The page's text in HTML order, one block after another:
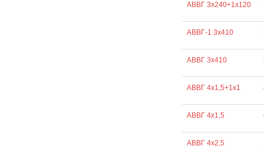
АВВГ 3х240+1х120
АВВГ-1 3х410
АВВГ 3х410
АВВГ 4х1,5+1х1
АВВГ 4х1,5
АВВГ 4х2,5